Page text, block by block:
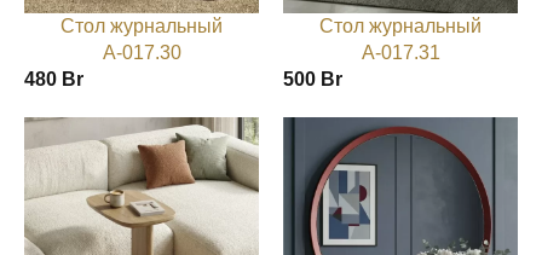
Стол журнальный
А-017.30
480 Br
Стол журнальный
А-017.31
500 Br